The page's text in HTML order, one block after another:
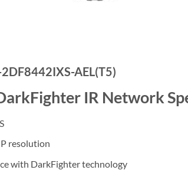
AEL(T5)
IR Network
resolution
with DarkFighter technology